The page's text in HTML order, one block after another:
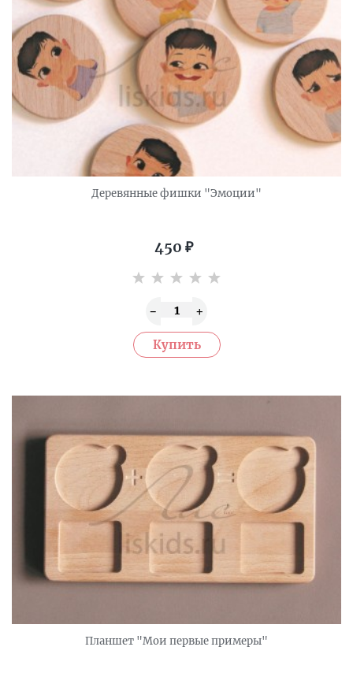
Деревянные фишки "Эмоции"
450 ₽
Планшет "Мои первые примеры"